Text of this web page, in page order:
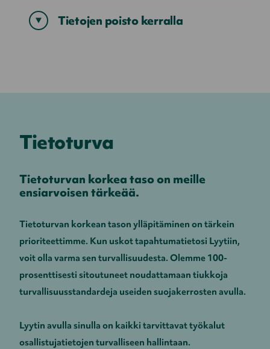
Näytä
Tietojen poisto kerralla
Tietoturva
Tietoturvan korkea taso on meille
ensiarvoisen tärkeää.
Tietoturvan korkean tason ylläpitäminen on tärkein
prioriteettimme. Kun uskot tapahtumatietosi Lyytiin,
voit olla varma sen turvallisuudesta. Olemme 100-
prosenttisesti sitoutuneet noudattamaan tiukkoja
turvallisuusstandardeja useiden suojakerrosten avulla.
Lyytin avulla sinulla on kaikki tarvittavat työkalut
osallistujatietojen turvalliseen hallintaan.